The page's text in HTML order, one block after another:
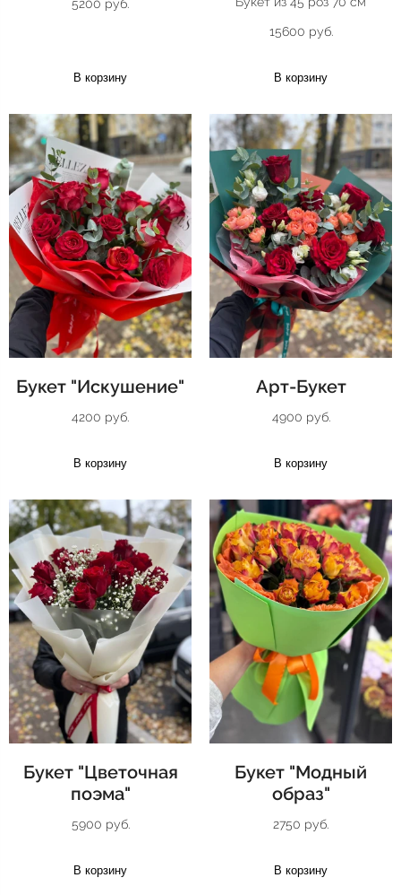
5200 руб.
В корзину
15600 руб.
В корзину
Букет "Искушение"
4200 руб.
В корзину
Арт-Букет
4900 руб.
В корзину
Букет "Цветочная
поэма"
5900 руб.
В корзину
Букет "Модный
образ"
2750 руб.
В корзину